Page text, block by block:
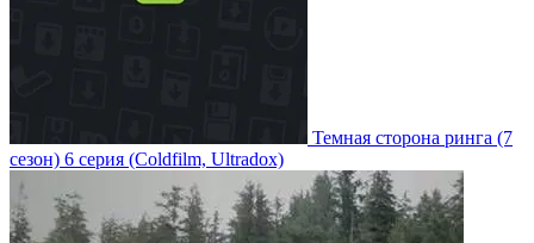
Темная сторона ринга (7
сезон) 6 серия (Coldfilm, Ultradox)